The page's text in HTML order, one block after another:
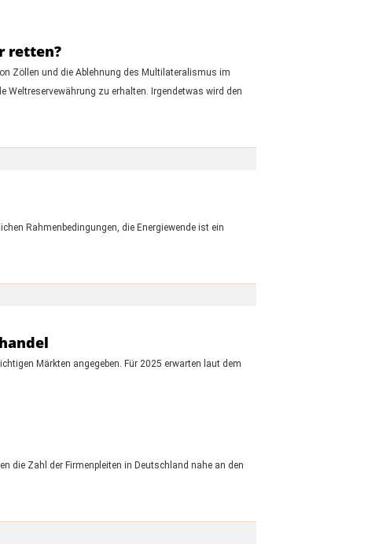
retten?
Zöllen und die Ablehnung des Multilateralismus im
Weltreservewährung zu erhalten. Irgendetwas wird den
Rahmenbedingungen, die Energiewende ist ein
Märkten angegeben. Für 2025 erwarten laut dem
die Zahl der Firmenpleiten in Deutschland nahe an den